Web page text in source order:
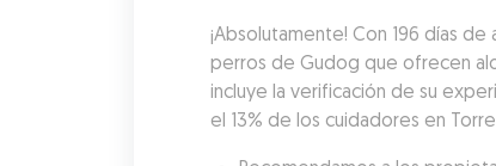
¡Absolutamente! Con 196 días
perros de Gudog que ofrecen
incluye la verificación de su
el 13% de los cuidadores en